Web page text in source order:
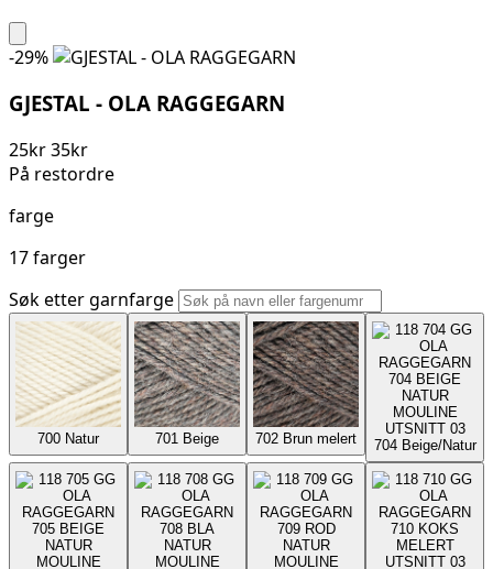
-29%
GJESTAL - OLA RAGGEGARN
25kr35kr
På restordre
farge
17 farger
Søk etter garnfarge
700 Natur 701 Beige 702 Brun melert 704 Beige/Natur